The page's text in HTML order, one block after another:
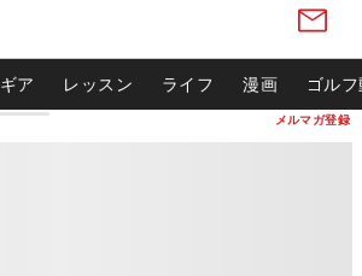
メルマガ登録
ギア レッスン ライフ 漫画 ゴル